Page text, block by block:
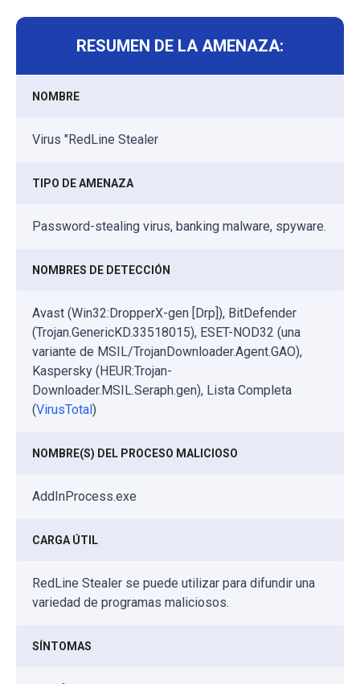
RESUMEN DE LA AMENAZA:
NOMBRE
Virus "RedLine Stealer
TIPO DE AMENAZA
Password-stealing virus, banking malware, spyware.
NOMBRES DE DETECCIÓN
Avast (Win32:DropperX-gen [Drp]), BitDefender
(Trojan.GenericKD.33518015), ESET-NOD32 (una
variante de MSIL/TrojanDownloader.Agent.GAO),
Kaspersky (HEUR:Trojan-
Downloader.MSIL.Seraph.gen), Lista Completa
(VirusTotal )
NOMBRE(S) DEL PROCESO MALICIOSO
AddInProcess.exe
CARGA ÚTIL
RedLine Stealer se puede utilizar para difundir una
variedad de programas maliciosos.
SÍNTOMAS